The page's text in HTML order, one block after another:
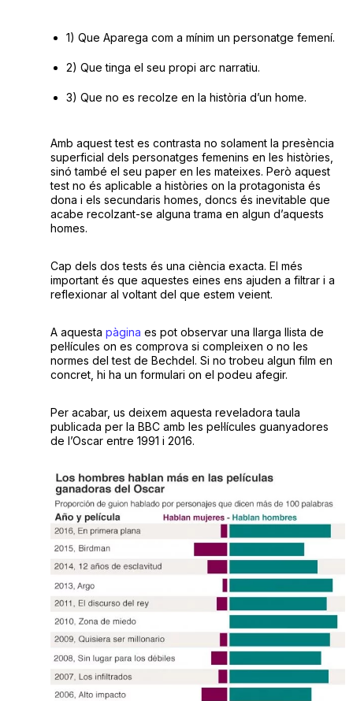
1) Que Aparega com a mínim un personatge femení.
2) Que tinga el seu propi arc narratiu.
3) Que no es recolze en la història d’un home.
Amb aquest test es contrasta no solament la presència
superficial dels personatges femenins en les històries,
sinó també el seu paper en les mateixes. Però aquest
test no és aplicable a històries on la protagonista és
dona i els secundaris homes, doncs és inevitable que
acabe recolzant-se alguna trama en algun d’aquests
homes.
Cap dels dos tests és una ciència exacta. El més
important és que aquestes eines ens ajuden a filtrar i a
reflexionar al voltant del que estem veient.
A aquesta pàgina es pot observar una llarga llista de
pel·lícules on es comprova si compleixen o no les
normes del test de Bechdel. Si no trobeu algun film en
concret, hi ha un formulari on el podeu afegir.
Per acabar, us deixem aquesta reveladora taula
publicada per la BBC amb les pel·lícules guanyadores
de l’Oscar entre 1991 i 2016.